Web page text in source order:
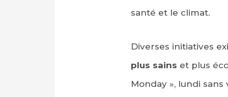
santé et le climat.
Diverses initiatives
plus sains et plus
Monday », lundi